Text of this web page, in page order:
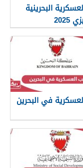
البحرينية
في البحرين